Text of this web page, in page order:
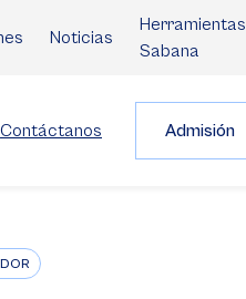
Noticias
Herramientas
Sabana
Contáctanos Admisión